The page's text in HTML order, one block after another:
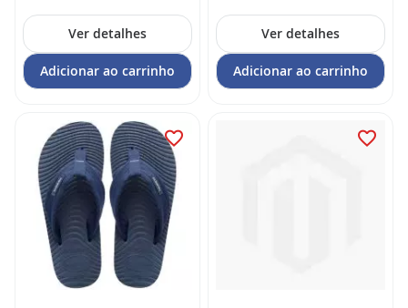
Ver detalhes
Adicionar ao carrinho
Ver detalhes
Adicionar ao carrinho